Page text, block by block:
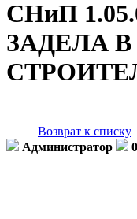
СНиП
ЗАДЕЛА
Возврат к списку
Администратор